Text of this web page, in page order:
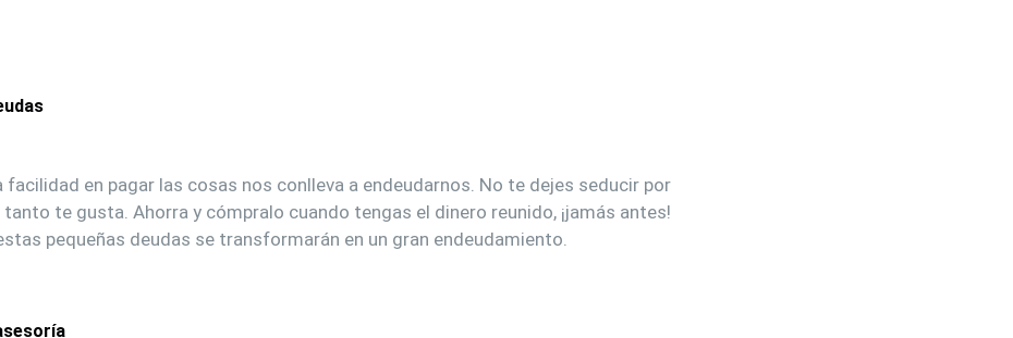
facilidad en pagar las cosas nos conlleva a endeudarnos. No te dejes seducir por
te gusta. Ahorra y cómpralo cuando tengas el dinero reunido, ¡jamás antes!
pequeñas deudas se transformarán en un gran endeudamiento.